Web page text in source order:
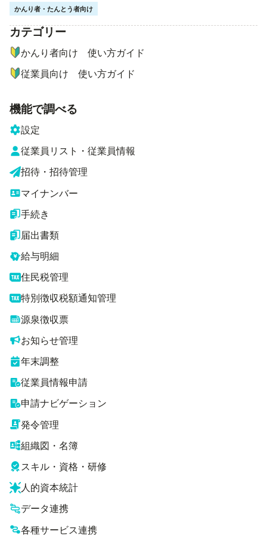
かんり者・たんとう者向け
ナビゲーションメニュー
カテゴリー
かんり者向け 使い方ガイド
従業員向け 使い方ガイド
機能で調べる
設定
従業員リスト・従業員情報
招待・招待管理
マイナンバー
手続き
届出書類
給与明細
住民税管理
特別徴収税額通知管理
源泉徴収票
お知らせ管理
年末調整
従業員情報申請
申請ナビゲーション
発令管理
組織図・名簿
スキル・資格・研修
人的資本統計
データ連携
各種サービス連携